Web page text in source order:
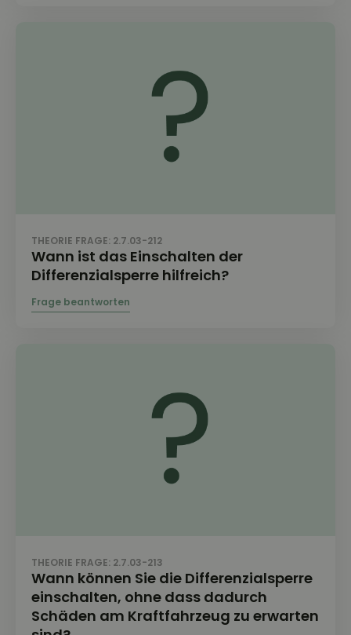
THEORIE FRAGE: 2.7.03-212
Wann ist das Einschalten der
Differenzialsperre hilfreich?
THEORIE FRAGE: 2.7.03-213
Wann können Sie die Differenzialsperre
einschalten, ohne dass dadurch
Schäden am Kraftfahrzeug zu erwarten